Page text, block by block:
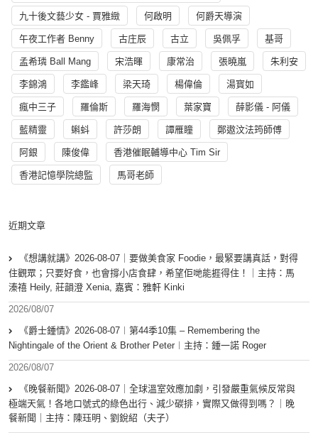
九十後文藝少女 - 賈雅緻 何啟明 何爵天導演
午夜工作者 Benny 古庄辰 古立 吳佩孚 基哥
孟希璘 Ball Mang 宋浩暉 康常治 張曉嵐 朱利安
李錦鴻 李鑑峰 梁天琦 楊偉倫 湯寳如
瘋中三子 羅倫斯 羅海憫 葉家寶 薛影儀 - 阿儀
藍精靈 蝌蚪 許莎朗 譚雁瞳 鄭遨汶法筠師傅
阿銀 陳俊偉 香港催眠輔導中心 Tim Sir
香港記憶學院總監 馬哥老師
近期文章
《想講就講》2026-08-07｜要做美食家 Foodie，最緊要講真話，對得
住觀眾；只要好食，也會撐小店食肆，希望佢哋能捱得住！｜主持：馬
溱禧 Heily, 莊韻澄 Xenia, 嘉賓：雅軒 Kinki
2026/08/07
《爵士鍾情》2026-08-07︱第44季10集 – Remembering the
Nightingale of the Orient & Brother Peter︱主持：鍾一諾 Roger
2026/08/07
《晚餐新聞》2026-08-07｜全球溫室效應加劇，引發嚴重氣候反常與
極端天氣！各地口號式的綠色出行、減少碳排，實際又做得到嗎？｜晚
餐新聞｜主持：陳珏明、劉銳紹（夫子）